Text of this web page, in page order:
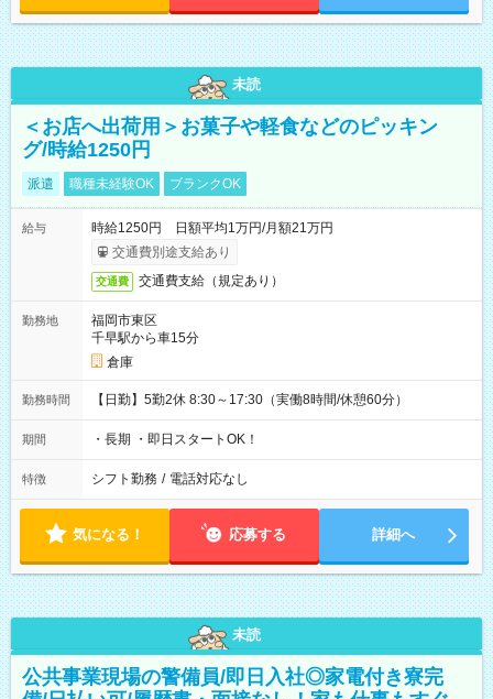
未読
＜お店へ出荷用＞お菓子や軽食などのピッキン
グ/時給1250円
派遣 職種未経験OK ブランクOK
給与
時給1250円 日額平均1万円/月額21万円
交通費別途支給あり
交通費 交通費支給（規定あり）
勤務地
福岡市東区
千早駅から車15分
倉庫
勤務時間 【日勤】5勤2休 8:30～17:30（実働8時間/休憩60分）
期間 ・長期 ・即日スタートOK！
特徴 シフト勤務 / 電話対応なし
気になる！ 応募する 詳細へ
未読
公共事業現場の警備員/即日入社◎家電付き寮完